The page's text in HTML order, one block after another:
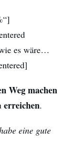
es wäre…
Weg machen
erreichen.
eine gute